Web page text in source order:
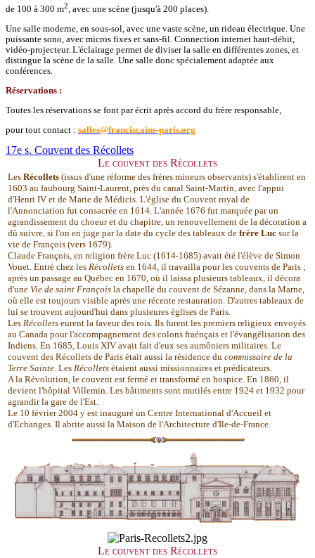
de 100 à 300 m2 , avec une scène (jusqu'à 200 places).
Une salle moderne, en sous-sol, avec une vaste scène, un rideau électrique. Une
puissante sono, avec micros fixes et sans-fil. Connection internet haut-débit,
vidéo-projecteur. L'éclairage permet de diviser la salle en différentes zones, et
distingue la scène de la salle. Une salle donc spécialement adaptée aux
conférences.
Réservations :
Toutes les réservations se font par écrit après accord du frère responsable,
pour tout contact : salles@franciscains-paris.org
17e s. Couvent des Récollets
Le couvent des Récollets
Les Récollets (issus d'une réforme des frères mineurs observants) s'établirent en
1603 au faubourg Saint-Laurent, près du canal Saint-Martin, avec l'appui
d'Henri IV et de Marie de Médicis. L'église du Couvent royal de
l'Annonciation fut consacrée en 1614. L'année 1676 fut marquée par un
agrandissement du choeur et du chapitre, un renouvellement de la décoration a
dû suivre, si l'on en juge par la date du cycle des tableaux de frère Luc sur la
vie de François (vers 1679).
Claude François, en religion frère Luc (1614-1685) avait été l'élève de Simon
Vouet. Entré chez les Récollets en 1644, il travailla pour les couvents de Paris ;
après un passage au Québec en 1670, où il laissa plusieurs tableaux, il décora
d'une Vie de saint François la chapelle du couvent de Sézanne, dans la Marne,
où elle est toujours visible après une récente restauration. D'autres tableaux de
lui se trouvent aujourd'hui dans plusieures églises de Paris.
Les Récollets eurent la faveur des rois. Ils furent les premiers religieux envoyés
au Canada pour l'accompagnement des colons fraénçais et l'évangélisation des
Indiens. En 1685, Louis XIV avait fait d'eux ses aumôniers militaires. Le
couvent des Récollets de Paris était aussi la résidence du commissaire de la
Terre Sainte . Les Récollets étaient aussi missionnaires et prédicateurs.
A la Révolution, le couvent est fermé et transformé en hospice. En 1860, il
devient l'hôpital Villemin. Les bâtiments sont mutilés entre 1924 et 1932 pour
agrandir la gare de l'Est.
Le 10 février 2004 y est inauguré un Centre International d'Accueil et
d'Echanges. Il abrite aussi la Maison de l'Architecture d'Ile-de-France.
Le couvent des Récollets